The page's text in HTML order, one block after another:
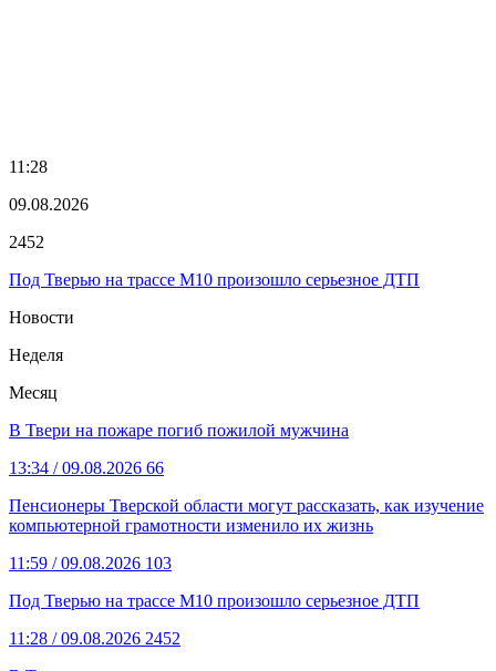
11:28
09.08.2026
2452
Под Тверью на трассе М10 произошло серьезное ДТП
Новости
Неделя
Месяц
В Твери на пожаре погиб пожилой мужчина
13:34 / 09.08.2026 66
Пенсионеры Тверской области могут рассказать, как изучение
компьютерной грамотности изменило их жизнь
11:59 / 09.08.2026 103
Под Тверью на трассе М10 произошло серьезное ДТП
11:28 / 09.08.2026 2452